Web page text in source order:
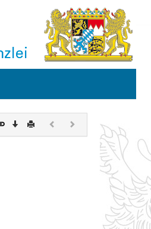
Download
DruckenVorherigesNächstes
Dokument
(inaktiv)